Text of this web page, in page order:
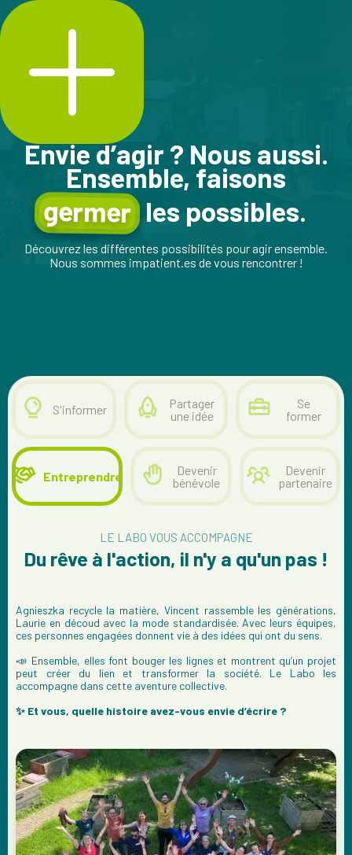
Envie d’agir ? Nous aussi.
Ensemble, faisons
germer les possibles.
Découvrez les différentes possibilités pour agir ensemble.
Nous sommes impatient.es de vous rencontrer !
S'informer
Partager
une idée
Se
former
Entreprendre
Devenir
bénévole
Devenir
partenaire
LE LABO VOUS ACCOMPAGNE
Du rêve à l'action, il n'y a qu'un pas !
Agnieszka recycle la matière, Vincent rassemble les générations,
Laurie en découd avec la mode standardisée. Avec leurs équipes,
ces personnes engagées donnent vie à des idées qui ont du sens.
📣 Ensemble, elles font bouger les lignes et montrent qu’un projet
peut créer du lien et transformer la société. Le Labo les
accompagne dans cette aventure collective.
✨ Et vous, quelle histoire avez-vous envie d’écrire ?